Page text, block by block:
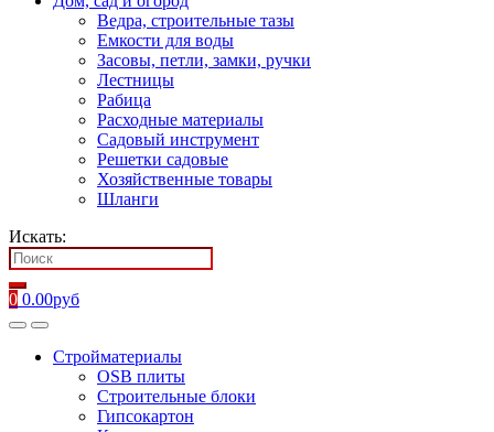
Ведра, строительные тазы
Емкости для воды
Засовы, петли, замки, ручки
Лестницы
Рабица
Расходные материалы
Садовый инструмент
Решетки садовые
Хозяйственные товары
Шланги
Искать:
0 0.00руб
Стройматериалы
OSB плиты
Строительные блоки
Гипсокартон